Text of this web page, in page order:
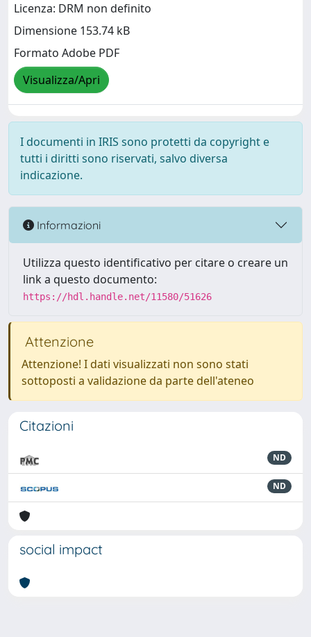
Licenza: DRM non definito
Dimensione 153.74 kB
Formato Adobe PDF
Visualizza/Apri
I documenti in IRIS sono protetti da copyright e
tutti i diritti sono riservati, salvo diversa
indicazione.
Informazioni
Utilizza questo identificativo per citare o creare un
link a questo documento:
https://hdl.handle.net/11580/51626
Attenzione
Attenzione! I dati visualizzati non sono stati
sottoposti a validazione da parte dell'ateneo
Citazioni
ND
ND
social impact